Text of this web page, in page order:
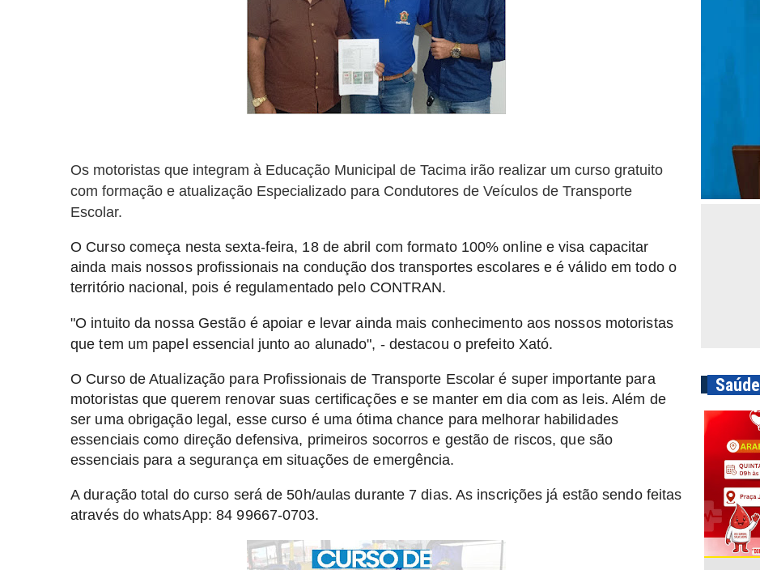
Os motoristas que integram à Educação Municipal de Tacima irão realizar um curso gratuito
com formação e atualização Especializado para Condutores de Veículos de Transporte
Escolar.
O Curso começa nesta sexta-feira, 18 de abril com formato 100% online e visa capacitar
ainda mais nossos profissionais na condução dos transportes escolares e é válido em todo o
território nacional, pois é regulamentado pelo CONTRAN.
"O intuito da nossa Gestão é apoiar e levar ainda mais conhecimento aos nossos motoristas
que tem um papel essencial junto ao alunado", -destacou o prefeito Xató.
O Curso de Atualização para Profissionais de Transporte Escolar é super importante para
motoristas que querem renovar suas certificações e se manter em dia com as leis. Além de
ser uma obrigação legal, esse curso é uma ótima chance para melhorar habilidades
essenciais como direção defensiva, primeiros socorros e gestão de riscos, que são
essenciais para a segurança em situações de emergência.
A duração total do curso será de 50h/aulas durante 7 dias. As inscrições já estão sendo feitas
através do whatsApp: 84 99667-0703.
Saúde